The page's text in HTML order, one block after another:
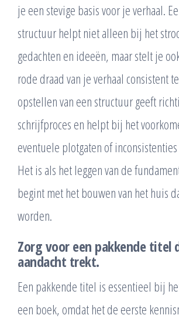
je een stevige basis voor je verhaal.
structuur helpt niet alleen bij het
gedachten en ideeën, maar stelt je
rode draad van je verhaal consistent
opstellen van een structuur geeft
schrijfproces en helpt bij het
eventuele plotgaten of
Het is als het leggen van de
begint met het bouwen van het huis
worden.
Zorg voor een pakkende titel
aandacht trekt.
Een pakkende titel is essentieel bij
een boek, omdat het de eerste